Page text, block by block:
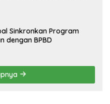
Sinkronkan Program
dengan BPBD